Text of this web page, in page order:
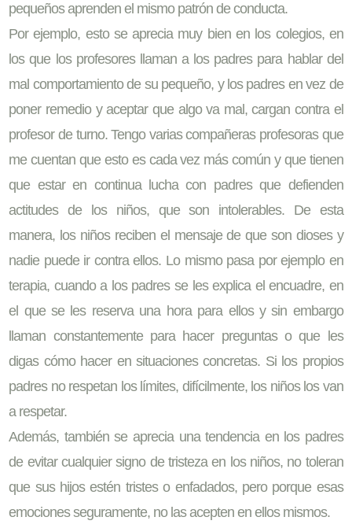
pequeños aprenden el mismo patrón de conducta.
Por ejemplo, esto se aprecia muy bien en los colegios, en
los que los profesores llaman a los padres para hablar del
mal comportamiento de su pequeño, y los padres en vez de
poner remedio y aceptar que algo va mal, cargan contra el
profesor de turno. Tengo varias compañeras profesoras que
me cuentan que esto es cada vez más común y que tienen
que estar en continua lucha con padres que defienden
actitudes de los niños, que son intolerables. De esta
manera, los niños reciben el mensaje de que son dioses y
nadie puede ir contra ellos. Lo mismo pasa por ejemplo en
terapia, cuando a los padres se les explica el encuadre, en
el que se les reserva una hora para ellos y sin embargo
llaman constantemente para hacer preguntas o que les
digas cómo hacer en situaciones concretas. Si los propios
padres no respetan los límites, difícilmente, los niños los van
a respetar.
Además, también se aprecia una tendencia en los padres
de evitar cualquier signo de tristeza en los niños, no toleran
que sus hijos estén tristes o enfadados, pero porque esas
emociones seguramente, no las acepten en ellos mismos.